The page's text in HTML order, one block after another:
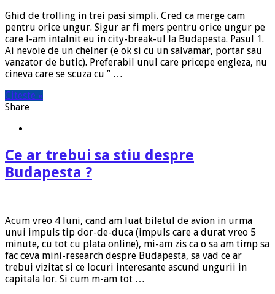
Ghid de trolling in trei pasi simpli. Cred ca merge cam
pentru orice ungur. Sigur ar fi mers pentru orice ungur pe
care l-am intalnit eu in city-break-ul la Budapesta. Pasul 1.
Ai nevoie de un chelner (e ok si cu un salvamar, portar sau
vanzator de butic). Preferabil unul care pricepe engleza, nu
cineva care se scuza cu ” …
Citeste »
Share
Ce ar trebui sa stiu despre
Budapesta ?
Acum vreo 4 luni, cand am luat biletul de avion in urma
unui impuls tip dor-de-duca (impuls care a durat vreo 5
minute, cu tot cu plata online), mi-am zis ca o sa am timp sa
fac ceva mini-research despre Budapesta, sa vad ce ar
trebui vizitat si ce locuri interesante ascund ungurii in
capitala lor. Si cum m-am tot …